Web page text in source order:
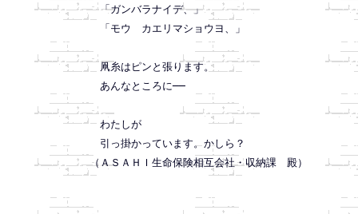
「ガンバラナイデ、」
「モウ　カエリマショウヨ、」
凧糸はピンと張ります。
あんなところに──
わたしが
引っ掛かっています。かしら？
（ＡＳＡＨＩ生命保険相互会社・収納課　殿）